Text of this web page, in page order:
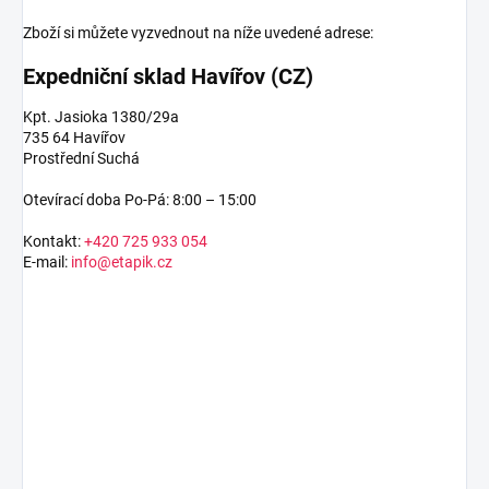
Zboží si můžete vyzvednout na níže uvedené adrese:
Expedniční sklad Havířov (CZ)
Kpt. Jasioka 1380/29a
735 64 Havířov
Prostřední Suchá
Otevírací doba Po-Pá: 8:00 – 15:00
Kontakt:+420 725 933 054
E-mail: info@etapik.cz